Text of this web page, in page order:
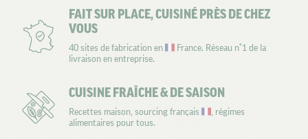
FAIT SUR PLACE, CUISINÉ PRÈS DE CHEZ
VOUS
40 sites de fabrication en
France. Réseau n°1 de la
livraison en entreprise.
CUISINE FRAÎCHE & DE SAISON
Recettes maison, sourcing français
, régimes
alimentaires pour tous.